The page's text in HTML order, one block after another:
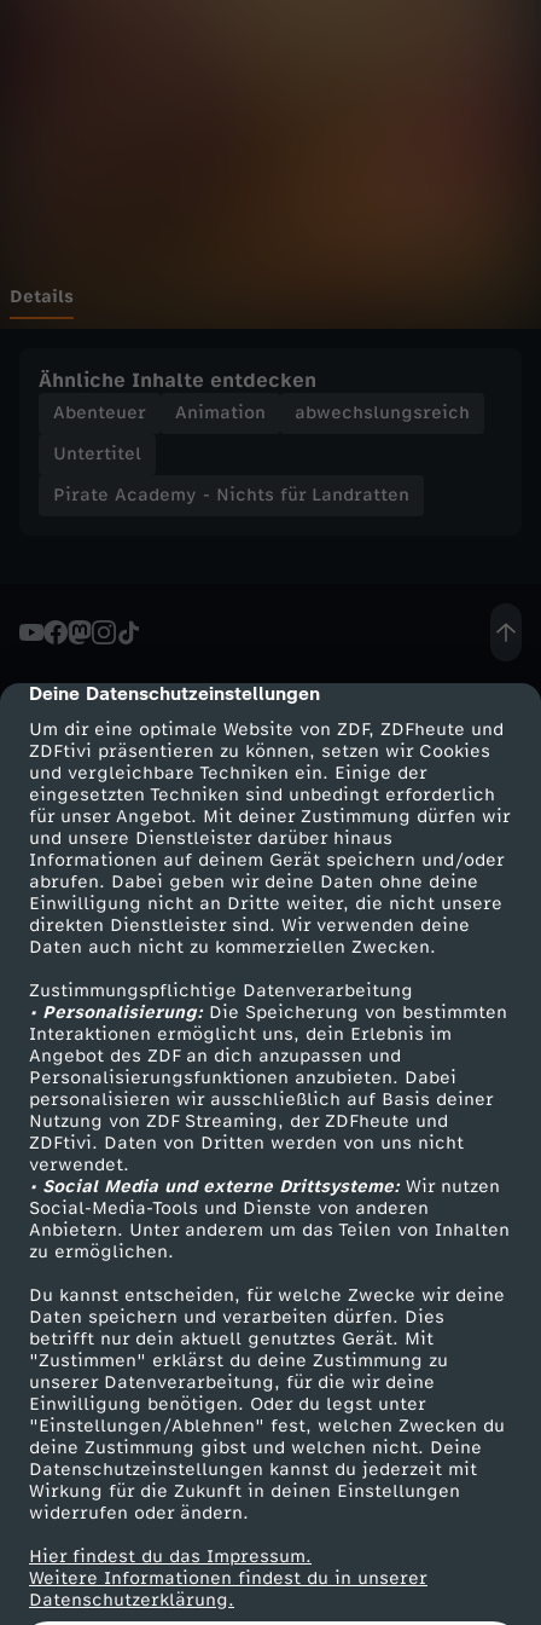
cmp-dialog-description
Deine Datenschutzeinstellungen
Um dir eine optimale Website von ZDF, ZDFheute und
ZDFtivi präsentieren zu können, setzen wir Cookies
und vergleichbare Techniken ein. Einige der
eingesetzten Techniken sind unbedingt erforderlich
für unser Angebot. Mit deiner Zustimmung dürfen wir
und unsere Dienstleister darüber hinaus
Informationen auf deinem Gerät speichern und/oder
abrufen. Dabei geben wir deine Daten ohne deine
Einwilligung nicht an Dritte weiter, die nicht unsere
direkten Dienstleister sind. Wir verwenden deine
Daten auch nicht zu kommerziellen Zwecken.
Zustimmungspflichtige Datenverarbeitung
• Personalisierung:Die Speicherung von bestimmten
Interaktionen ermöglicht uns, dein Erlebnis im
Angebot des ZDF an dich anzupassen und
Personalisierungsfunktionen anzubieten. Dabei
personalisieren wir ausschließlich auf Basis deiner
Nutzung von ZDF Streaming, der ZDFheute und
ZDFtivi. Daten von Dritten werden von uns nicht
verwendet.
• Social Media und externe Drittsysteme:Wir nutzen
Social-Media-Tools und Dienste von anderen
Anbietern. Unter anderem um das Teilen von Inhalten
zu ermöglichen.
Du kannst entscheiden, für welche Zwecke wir deine
Daten speichern und verarbeiten dürfen. Dies
betrifft nur dein aktuell genutztes Gerät. Mit
"Zustimmen" erklärst du deine Zustimmung zu
unserer Datenverarbeitung, für die wir deine
Einwilligung benötigen. Oder du legst unter
"Einstellungen/Ablehnen" fest, welchen Zwecken du
deine Zustimmung gibst und welchen nicht. Deine
Datenschutzeinstellungen kannst du jederzeit mit
Wirkung für die Zukunft in deinen Einstellungen
widerrufen oder ändern.
Hier findest du das Impressum.
Weitere Informationen findest du in unserer
Datenschutzerklärung.
y
N
i
t
s
f
ü
r
L
a
n
d
r
a
t
t
e
n
-
D
Details
Ähnliche Inhalte entdecken
Abenteuer Animation
abwechslungsreich
Untertitel
Pirate Academy - Nichts für Landratten
Mehr ZDF
ZDF-Apps
Smart TV
ZDFtext
Livestreams
Sendungen A-Z
TV-Programm
Service
ZDFmitreden
Kontakt zum ZDF
Tickets
Zuschauerservice
Hilfe
ZDF Unternehmen
Karriere
ZDF goes Schule
Werbefernsehen
Mainzelmännchen
Partner